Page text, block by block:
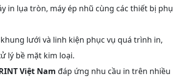
in lụa tròn, máy ép nhũ cùng các thiết bị phụ
lưới và linh kiện phục vụ quá trình in,
lý bề mặt kim loại.
Việt Nam đáp ứng nhu cầu in trên nhiều